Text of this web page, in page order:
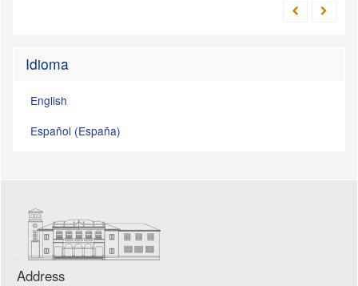
Idioma
English
Español (España)
Address